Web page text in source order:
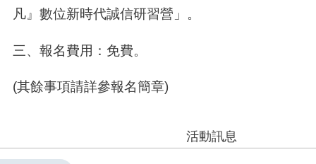
凡』數位新時代誠信研習營」。
三、報名費用：免費。
(其餘事項請詳參報名簡章)
活動訊息